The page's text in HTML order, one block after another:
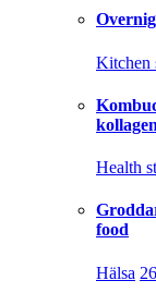
Kitchen
Health
food
Hälsa